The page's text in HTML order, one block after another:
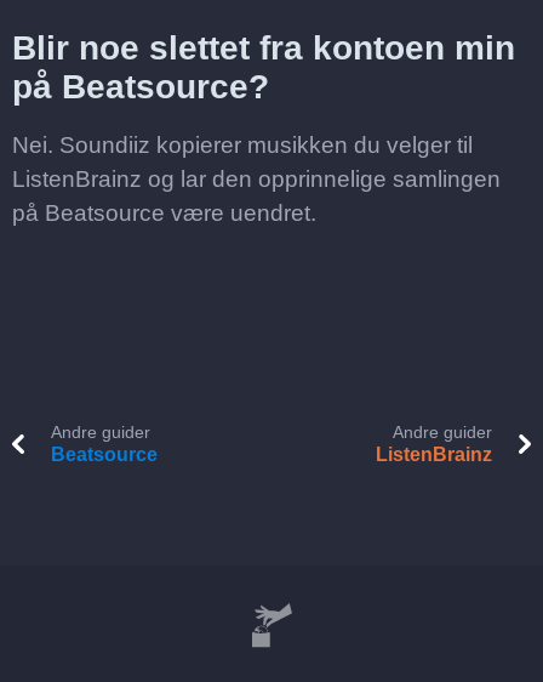
Blir noe slettet fra kontoen min
på Beatsource?
Nei. Soundiiz kopierer musikken du velger til
ListenBrainz og lar den opprinnelige samlingen
på Beatsource være uendret.
Andre guider
Beatsource
Andre guider
ListenBrainz